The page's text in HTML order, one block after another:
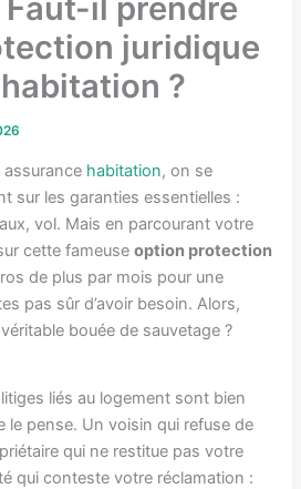
il prendre
juridique
?
habitation, on se
sur les garanties essentielles :
vol. Mais en parcourant votre
cette fameuseoption protection
de plus par mois pour une
pas sûr d’avoir besoin. Alors,
bouée de sauvetage ?
litiges liés au logement sont bien
le pense. Un voisin qui refuse de
qui ne restitue pas votre
qui conteste votre réclamation :